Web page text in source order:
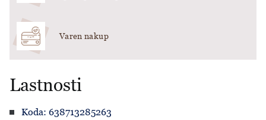
Varen nakup
Lastnosti
Koda: 638713285263